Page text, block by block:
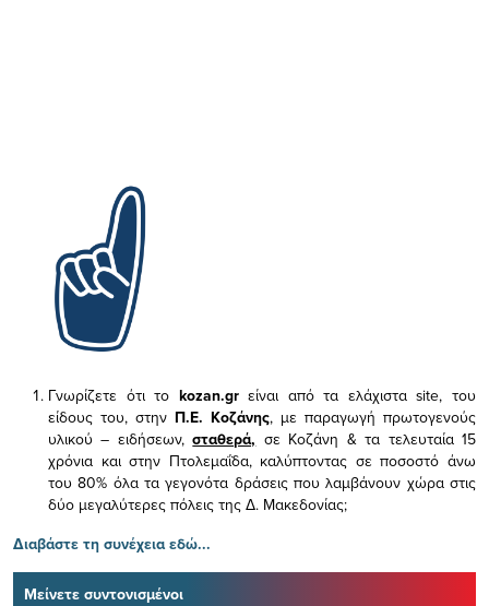
Γνωρίζετε ότι το kozan.gr είναι από τα ελάχισταsite, του
είδους του, στην Π.Ε. Κοζάνης, με παραγωγή πρωτογενούς
υλικού – ειδήσεων,σταθερά, σε Κοζάνη & τα τελευταία 15
χρόνια και στην Πτολεμαΐδα, καλύπτοντας σε ποσοστό άνω
του 80% όλα τα γεγονότα δράσεις που λαμβάνουν χώρα στις
δύο μεγαλύτερες πόλεις της Δ. Μακεδονίας;
Διαβάστε τη συνέχεια εδώ...
Μείνετε συντονισμένοι